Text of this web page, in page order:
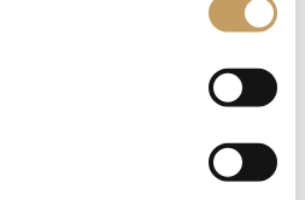
Renaissance Étteremből
és 26-án is